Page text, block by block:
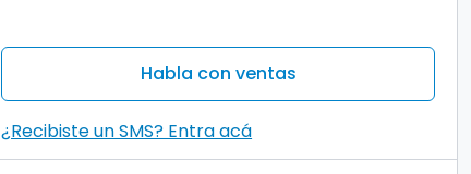
Habla con ventas
¿Recibiste un SMS? Entra acá